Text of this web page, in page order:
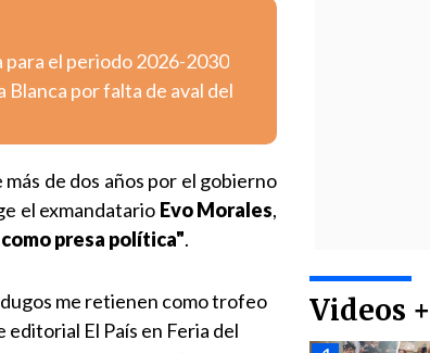
Videos
para el periodo 2026-2030
Blanca por falta de aval del
más de dos años por el gobierno
el exmandatario Evo Morales,
presa política".
me retienen como trofeo
El País en Feria del